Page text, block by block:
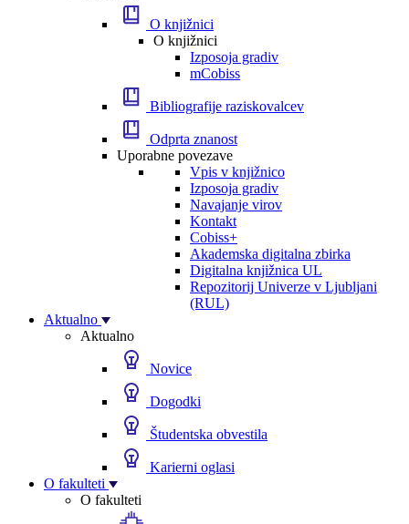
O knjižnici
O knjižnici
Izposoja gradiv
mCobiss
Bibliografije raziskovalcev
Odprta znanost
Uporabne povezave
Vpis v knjižnico
Izposoja gradiv
Navajanje virov
Kontakt
Cobiss+
Akademska digitalna zbirka
Digitalna knjižnica UL
Repozitorij Univerze v Ljubljani
(RUL)
Aktualno
Aktualno
Novice
Dogodki
Študentska obvestila
Karierni oglasi
O fakulteti
O fakulteti